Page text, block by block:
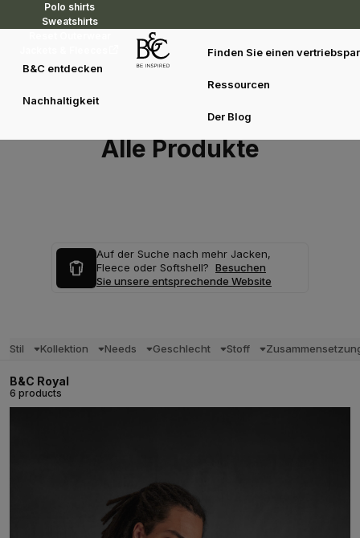
Polo shirts
Sweatshirts
B&C entdecken
Nachhaltigkeit
Finden Sie einen
Ressourcen
Der Blog
Alle Produkte
Auf der Suche nach mehr Jacken,
Fleece oder Softshell? Besuchen
Sie unsere entsprechende Website
Stil Kollektion Needs Geschlecht Stoff
B&C Royal
6 products